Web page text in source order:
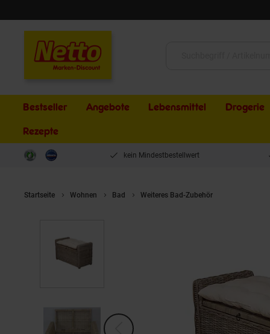
Bestseller Angebote Lebensmittel Drogerie
Rezepte
kein Mindestbestellwert
Startseite Wohnen Bad Weiteres Bad-Zubehör